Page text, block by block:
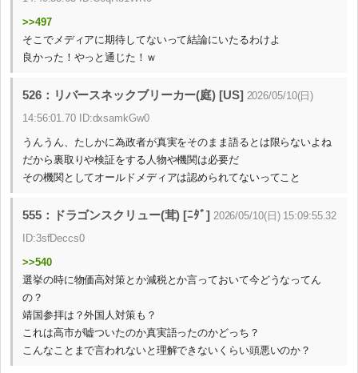
>>497
そこでメディアに期待してないって結論にいたるわけよ
良かった！やっと通じた！ｗ
526：リバースネックブリーカー(庭) [US] 2026/05/10(日)
14:56:01.70 ID:dxsamkGw0
うんうん、たしかに為政者が真実をそのまま語るとは限らないよね
だから裏取りや検証をする人物や機関は必要だ
その機関としてオールドメディアは認められてないってこと
555：ドラゴンスクリュー(茸) [ﾆﾀﾞ] 2026/05/10(日) 15:09:55.32
ID:3sfDeccs0
>>540
選挙の時に物価高対策とか減税とか言っておいて今どうなってん
の？
靖国参拝は？外国人対策も？
これは高市が嘘ついたのか真実語ったのかどっち？
こんなことまで言われないと理解できないくらい頭悪いのか？